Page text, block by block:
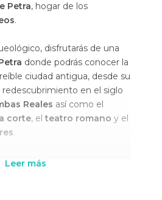
Petra, hogar de los
.
disfrutarás de una
donde podrás conocer la
ciudad antigua, desde su
en el siglo
Reales así como el
corte, elteatro romano y el
.
a fondo el sitio, te dirigirás a
Leer más